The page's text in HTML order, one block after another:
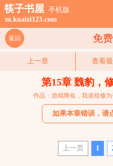
筷子书屋 手机版
m.kuaizi123.com
免
返回
上一章 查看
第15章 魏豹，
作品：游戏降临，我道祖修
如果本章错误，请
上一页 1